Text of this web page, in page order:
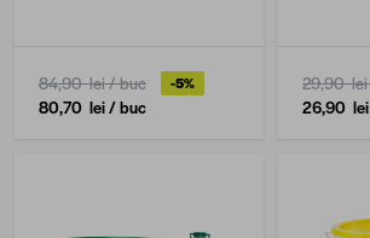
84,90 lei/ buc -5%
80,70 lei/ buc
29,90 lei
26,90 lei